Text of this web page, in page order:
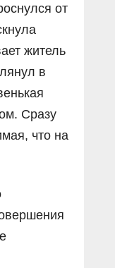
от
житель
в
Сразу
что на